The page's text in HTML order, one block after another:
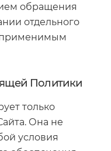
обращения
отдельного
применимым
Политики
только
Она не
условия